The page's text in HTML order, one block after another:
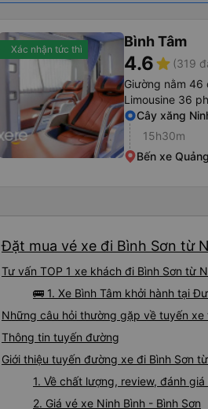
Xác nhận tức thì Bình Tâm
4.6star (319
Giường nằm 46
Limousine 36
Cây xăng
15h30m
Bến xe
Đặt mua vé xe đi Bình Sơn từ
Tư vấn TOP 1 xe khách đi Bình Sơn từ
🚌 1. Xe Bình Tâm khởi hành tại
Những câu hỏi thường gặp về tuyến xe
Thông tin tuyến đường
Giới thiệu tuyến đường xe đi Bình Sơn
1. Về chất lượng, review, đánh
2. Giá vé xe Ninh Bình - Bình Sơn